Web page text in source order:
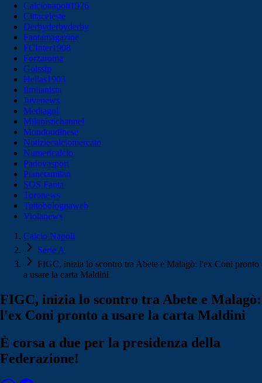
Calcionapoli1926
Cittaceleste
Derbyderbyderby
Fantamagazine
FCInter1908
Forzaroma
Golssip
Hellas1903
Ilmilanista
Juvenews
Mediagol
Milanistichannel
Mondoudinese
Notiziecalciomercato
Numericalcio
Padovasport
Pianetamilan
SOS Fanta
Toronews
Tuttobolognaweb
Violanews
Calcio Napoli
Serie A
FIGC, inizia lo scontro tra Abete e Malagò: l'ex Coni pronto
a usare la carta Maldini
FIGC, inizia lo scontro tra Abete e Malagò:
l'ex Coni pronto a usare la carta Maldini
È corsa a due per la presidenza della
Federazione!